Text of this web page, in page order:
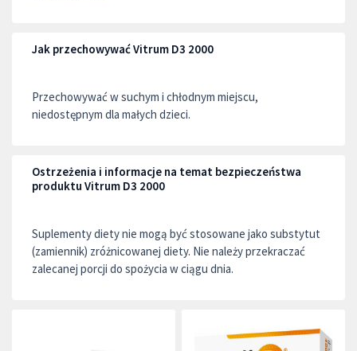
Jak przechowywać Vitrum D3 2000
Przechowywać w suchym i chłodnym miejscu,
niedostępnym dla małych dzieci.
Ostrzeżenia i informacje na temat bezpieczeństwa
produktu Vitrum D3 2000
Suplementy diety nie mogą być stosowane jako substytut
(zamiennik) zróżnicowanej diety. Nie należy przekraczać
zalecanej porcji do spożycia w ciągu dnia.